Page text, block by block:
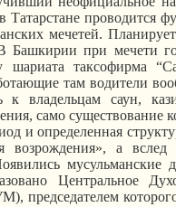
проводится
мечетей.
при мечети
шариата таксофирма “
там водители
к владельцам саун,
само существование
и определенная
возрождения», а
Центральное
председателем